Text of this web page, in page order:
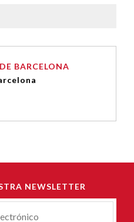
BARCELONA
NEWSLETTER